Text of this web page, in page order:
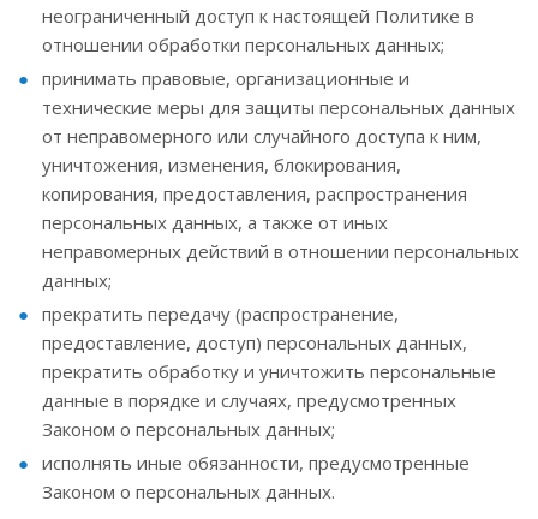
неограниченный доступ к настоящей Политике в
отношении обработки персональных данных;
принимать правовые, организационные и
технические меры для защиты персональных данных
от неправомерного или случайного доступа к ним,
уничтожения, изменения, блокирования,
копирования, предоставления, распространения
персональных данных, а также от иных
неправомерных действий в отношении персональных
данных;
прекратить передачу (распространение,
предоставление, доступ) персональных данных,
прекратить обработку и уничтожить персональные
данные в порядке и случаях, предусмотренных
Законом о персональных данных;
исполнять иные обязанности, предусмотренные
Законом о персональных данных.